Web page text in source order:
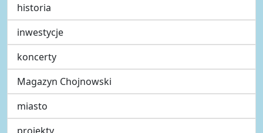
historia
inwestycje
koncerty
Magazyn Chojnowski
miasto